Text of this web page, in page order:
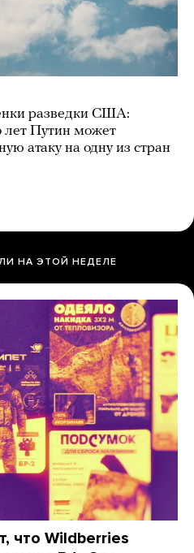
разведки США:
лет Путин может
атаку на одну из стран
НА ЭТОЙ НЕДЕЛЕ
что Wildberries